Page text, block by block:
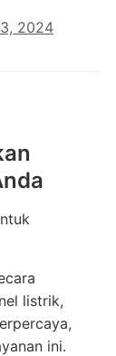
2024
listrik,
ini.